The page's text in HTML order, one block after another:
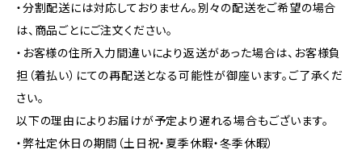
・分割配送には対応しておりません。別々の配送をご希望の場合
は、商品ごとにご注文ください。
・お客様の住所入力間違いにより返送があった場合は、お客様負
担（着払い）にての再配送となる可能性が御座います。ご了承くだ
さい。
以下の理由によりお届けが予定より遅れる場合もございます。
・弊社定休日の期間（土日祝・夏季休暇・冬季休暇）